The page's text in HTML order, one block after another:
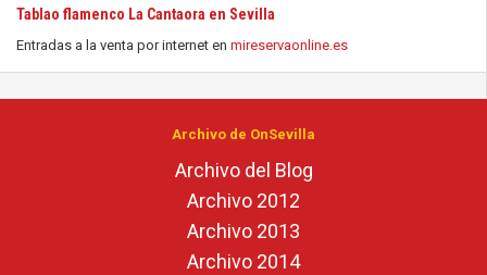
Tablao flamenco La Cantaora en Sevilla
Entradas a la venta por internet en mireservaonline.es
Archivo de OnSevilla
Archivo del Blog
Archivo 2012
Archivo 2013
Archivo 2014